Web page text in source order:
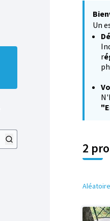
Un
r
2
Aléatoire